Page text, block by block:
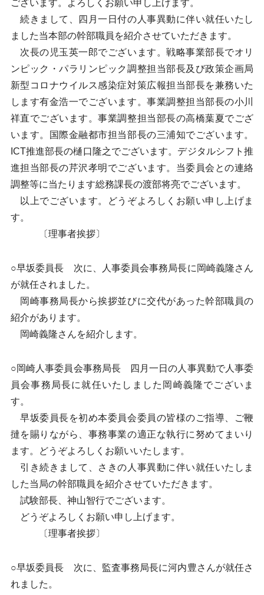
ございます。よろしくお願い申し上げます。
続きまして、四月一日付の人事異動に伴い就任いたし
ました当本部の幹部職員を紹介させていただきます。
次長の児玉英一郎でございます。戦略事業部長でオリ
ンピック・パラリンピック調整担当部長及び政策企画局
新型コロナウイルス感染症対策広報担当部長を兼務いた
します有金浩一でございます。事業調整担当部長の小川
祥直でございます。事業調整担当部長の高橋葉夏でござ
います。国際金融都市担当部長の三浦知でございます。
ICT推進部長の樋口隆之でございます。デジタルシフト推
進担当部長の芹沢孝明でございます。当委員会との連絡
調整等に当たります総務課長の渡部将亮でございます。
以上でございます。どうぞよろしくお願い申し上げま
す。
〔理事者挨拶〕
○早坂委員長 次に、人事委員会事務局長に岡崎義隆さん
が就任されました。
岡崎事務局長から挨拶並びに交代があった幹部職員の
紹介があります。
岡崎義隆さんを紹介します。
○岡崎人事委員会事務局長 四月一日の人事異動で人事委
員会事務局長に就任いたしました岡崎義隆でございま
す。
早坂委員長を初め本委員会委員の皆様のご指導、ご鞭
撻を賜りながら、事務事業の適正な執行に努めてまいり
ます。どうぞよろしくお願いいたします。
引き続きまして、さきの人事異動に伴い就任いたしま
した当局の幹部職員を紹介させていただきます。
試験部長、神山智行でございます。
どうぞよろしくお願い申し上げます。
〔理事者挨拶〕
○早坂委員長 次に、監査事務局長に河内豊さんが就任さ
れました。